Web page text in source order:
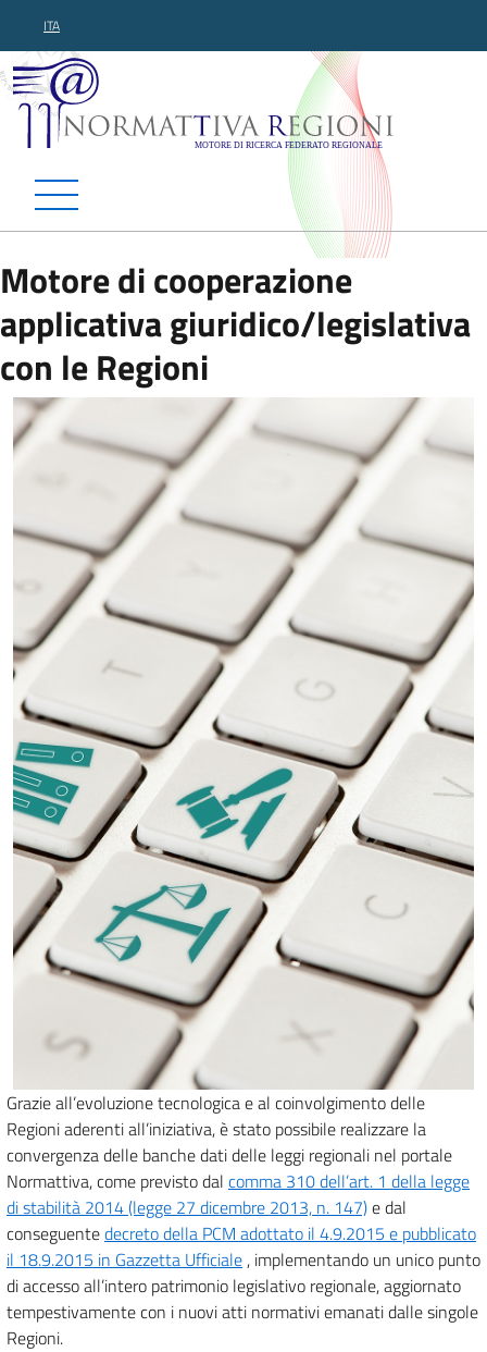
ITA
Normattiva Regioni -
Motore di cooperazione
applicativa giuridico/legislativa
con le Regioni
Grazie all’evoluzione tecnologica e al coinvolgimento delle
Regioni aderenti all’iniziativa, è stato possibile realizzare la
convergenza delle banche dati delle leggi regionali nel portale
Normattiva, come previsto dal comma 310 dell’art. 1 della legge
di stabilità 2014 (legge 27 dicembre 2013, n. 147)e dal
conseguentedecreto della PCM adottato il 4.9.2015 e pubblicato
il 18.9.2015 in Gazzetta Ufficiale , implementando un unico punto
di accesso all’intero patrimonio legislativo regionale, aggiornato
tempestivamente con i nuovi atti normativi emanati dalle singole
Regioni.